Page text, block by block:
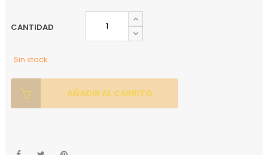
CANTIDAD
Sin stock
AÑADIR AL CARRITO